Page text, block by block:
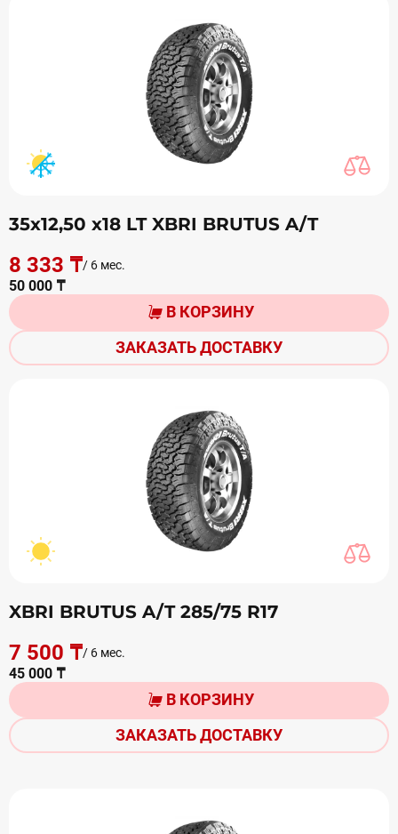
35х12,50 х18 LT XBRI BRUTUS A/T
8 333 ₸/ 6 мес.
50 000 ₸
В КОРЗИНУ
ЗАКАЗАТЬ ДОСТАВКУ
XBRI BRUTUS A/T 285/75 R17
7 500 ₸/ 6 мес.
45 000 ₸
В КОРЗИНУ
ЗАКАЗАТЬ ДОСТАВКУ